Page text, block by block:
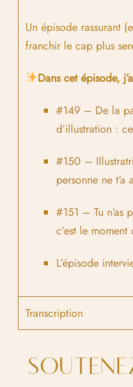
Un épisode rassurant
franchir le cap plus
Dans cet épisode,
#149 – De la
d’illustration :
#150 –
personne ne
#151 – Tu n’as
c’est le
L’épisode
Transcription